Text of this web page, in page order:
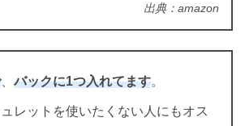
出典：amazon
、 バックに1つ入れてます。
レットを使いたくない人にもオス